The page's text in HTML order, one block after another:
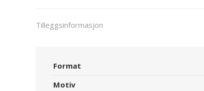
Tilleggsinformasjon
Format
Motiv